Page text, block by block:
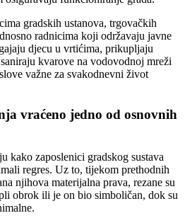
gradskih ustanova, trgovačkih
radnicima koji održavaju javne
djecu u vrtićima, prikupljaju
kvarove na vodovodnoj mreži
važne za svakodnevni život
vraćeno jedno od osnovnih
kako zaposlenici gradskog sustava
regres. Uz to, tijekom prethodnih
njihova materijalna prava, rezane su
obrok ili je on bio simboličan, dok su